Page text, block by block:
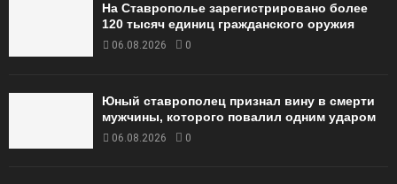
На Ставрополье зарегистрировано более
120 тысяч единиц гражданского оружия
06.08.2026 0
Юный ставрополец признал вину в смерти
мужчины, которого повалил одним ударом
06.08.2026 0